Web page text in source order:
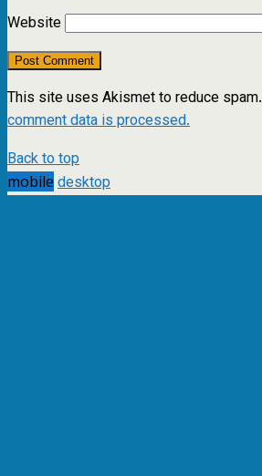
Website
This site uses Akismet to reduce spam.
comment data is processed.
Back to top
mobile desktop